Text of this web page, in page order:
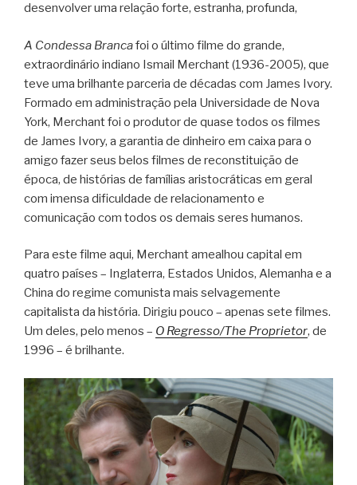
desenvolver uma relação forte, estranha, profunda,
A Condessa Brancafoi o último filme do grande,
extraordinário indiano Ismail Merchant (1936-2005), que
teve uma brilhante parceria de décadas com James Ivory.
Formado em administração pela Universidade de Nova
York, Merchant foi o produtor de quase todos os filmes
de James Ivory, a garantia de dinheiro em caixa para o
amigo fazer seus belos filmes de reconstituição de
época, de histórias de famílias aristocráticas em geral
com imensa dificuldade de relacionamento e
comunicação com todos os demais seres humanos.
Para este filme aqui, Merchant amealhou capital em
quatro países – Inglaterra, Estados Unidos, Alemanha e a
China do regime comunista mais selvagemente
capitalista da história. Dirigiu pouco – apenas sete filmes.
Um deles, pelo menos – O Regresso/The Proprietor, de
1996 – é brilhante.